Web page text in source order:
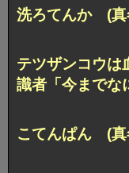
洗ろてんか (真
テツザンコウは
識者「今まで
こてんぱん (真